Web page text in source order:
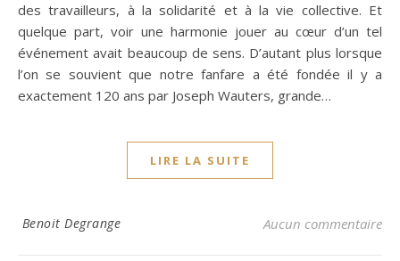
des travailleurs, à la solidarité et à la vie collective. Et
quelque part, voir une harmonie jouer au cœur d’un tel
événement avait beaucoup de sens. D’autant plus lorsque
l’on se souvient que notre fanfare a été fondée il y a
exactement 120 ans par Joseph Wauters, grande…
LIRE LA SUITE
Benoit Degrange Aucun commentaire